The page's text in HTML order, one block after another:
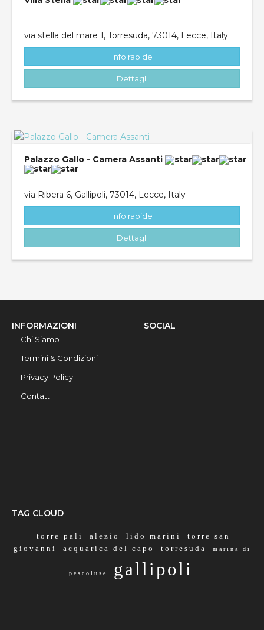
via stella del mare 1, Torresuda, 73014, Lecce, Italy
Info rapide
Dettagli
Palazzo Gallo - Camera Assanti
via Ribera 6, Gallipoli, 73014, Lecce, Italy
Info rapide
Dettagli
INFORMAZIONI
Chi Siamo
Termini & Condizioni
Privacy Policy
Contatti
SOCIAL
TAG CLOUD
torre pali alezio lido marini
torre san
giovanni
acquarica del capo torresuda marina di
pescoluse gallipoli